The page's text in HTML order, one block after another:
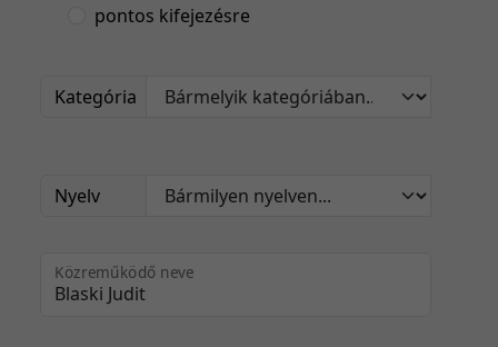
pontos kifejezésre
Kategória
Nyelv
Közreműködő neve